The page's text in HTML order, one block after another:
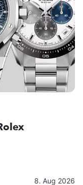
8. Aug 2026